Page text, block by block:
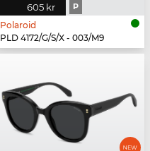
605 kr P
Polaroid
PLD 4172/G/S/X - 003/M9